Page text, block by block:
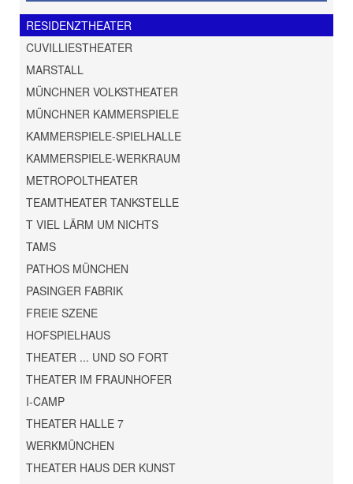
RESIDENZTHEATER
CUVILLIESTHEATER
MARSTALL
MÜNCHNER VOLKSTHEATER
MÜNCHNER KAMMERSPIELE
KAMMERSPIELE-SPIELHALLE
KAMMERSPIELE-WERKRAUM
METROPOLTHEATER
TEAMTHEATER TANKSTELLE
T VIEL LÄRM UM NICHTS
TAMS
PATHOS MÜNCHEN
PASINGER FABRIK
FREIE SZENE
HOFSPIELHAUS
THEATER ... UND SO FORT
THEATER IM FRAUNHOFER
I-CAMP
THEATER HALLE 7
WERKMÜNCHEN
THEATER HAUS DER KUNST